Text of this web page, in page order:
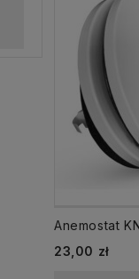
Cena
23,00 zł